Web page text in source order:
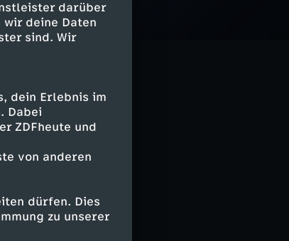
darüber
deine Daten
sind. Wir
dein Erlebnis im
Dabei
ZDFheute und
von anderen
dürfen. Dies
zu unserer